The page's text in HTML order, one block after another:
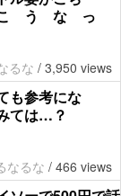
う な っ
るな / 3,950 views
も参考にな
ては…？
なるな / 466 views